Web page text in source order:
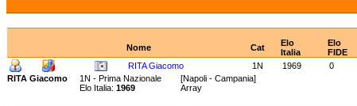
Nome
Cat
Elo
Italia
Elo
FIDE
RITA Giacomo
1N 1969 0
RITA Giacomo
1N - Prima Nazionale [Napoli - Campania]
Elo Italia: 1969 Array